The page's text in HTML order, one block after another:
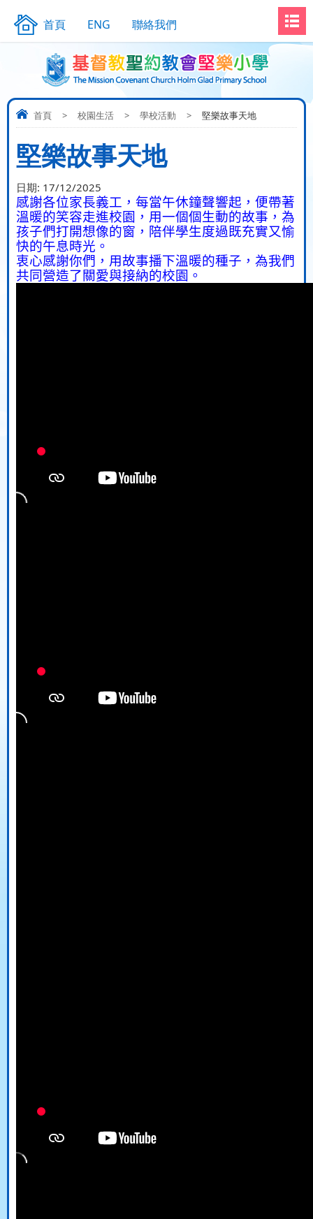
首頁 ENG 聯絡我們
首頁 > 校園生活 > 學校活動 > 堅樂故事天地
堅樂故事天地
日期: 17/12/2025
感謝各位家長義工，每當午休鐘聲響起，便帶著
溫暖的笑容走進校園，用一個個生動的故事，為
孩子們打開想像的窗，陪伴學生度過既充實又愉
快的午息時光。
衷心感謝你們，用故事播下溫暖的種子，為我們
共同營造了關愛與接納的校園。